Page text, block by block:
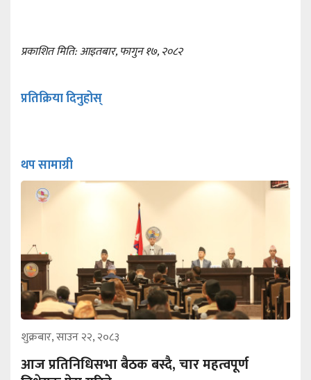
प्रकाशित मिति: आइतबार, फागुन १७, २०८२
प्रतिक्रिया दिनुहोस्
थप सामाग्री
शुक्रबार, साउन २२, २०८३
आज प्रतिनिधिसभा बैठक बस्दै, चार महत्वपूर्ण